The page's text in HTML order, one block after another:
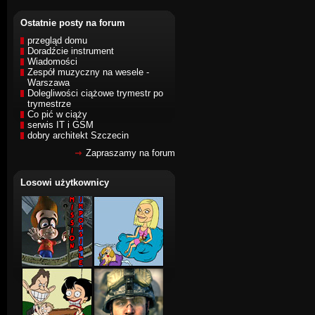
Ostatnie posty na forum
przegląd domu
Doradźcie instrument
Wiadomości
Zespół muzyczny na wesele -
Warszawa
Dolegliwości ciążowe trymestr po
trymestrze
Co pić w ciąży
serwis IT i GSM
dobry architekt Szczecin
Zapraszamy na forum
Losowi użytkownicy